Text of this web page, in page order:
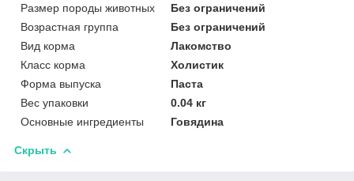
Размер породы животных
Без ограничений
Возрастная группа
Без ограничений
Вид корма
Лакомство
Класс корма
Холистик
Форма выпуска
Паста
Вес упаковки
0.04 кг
Основные ингредиенты
Говядина
Скрыть